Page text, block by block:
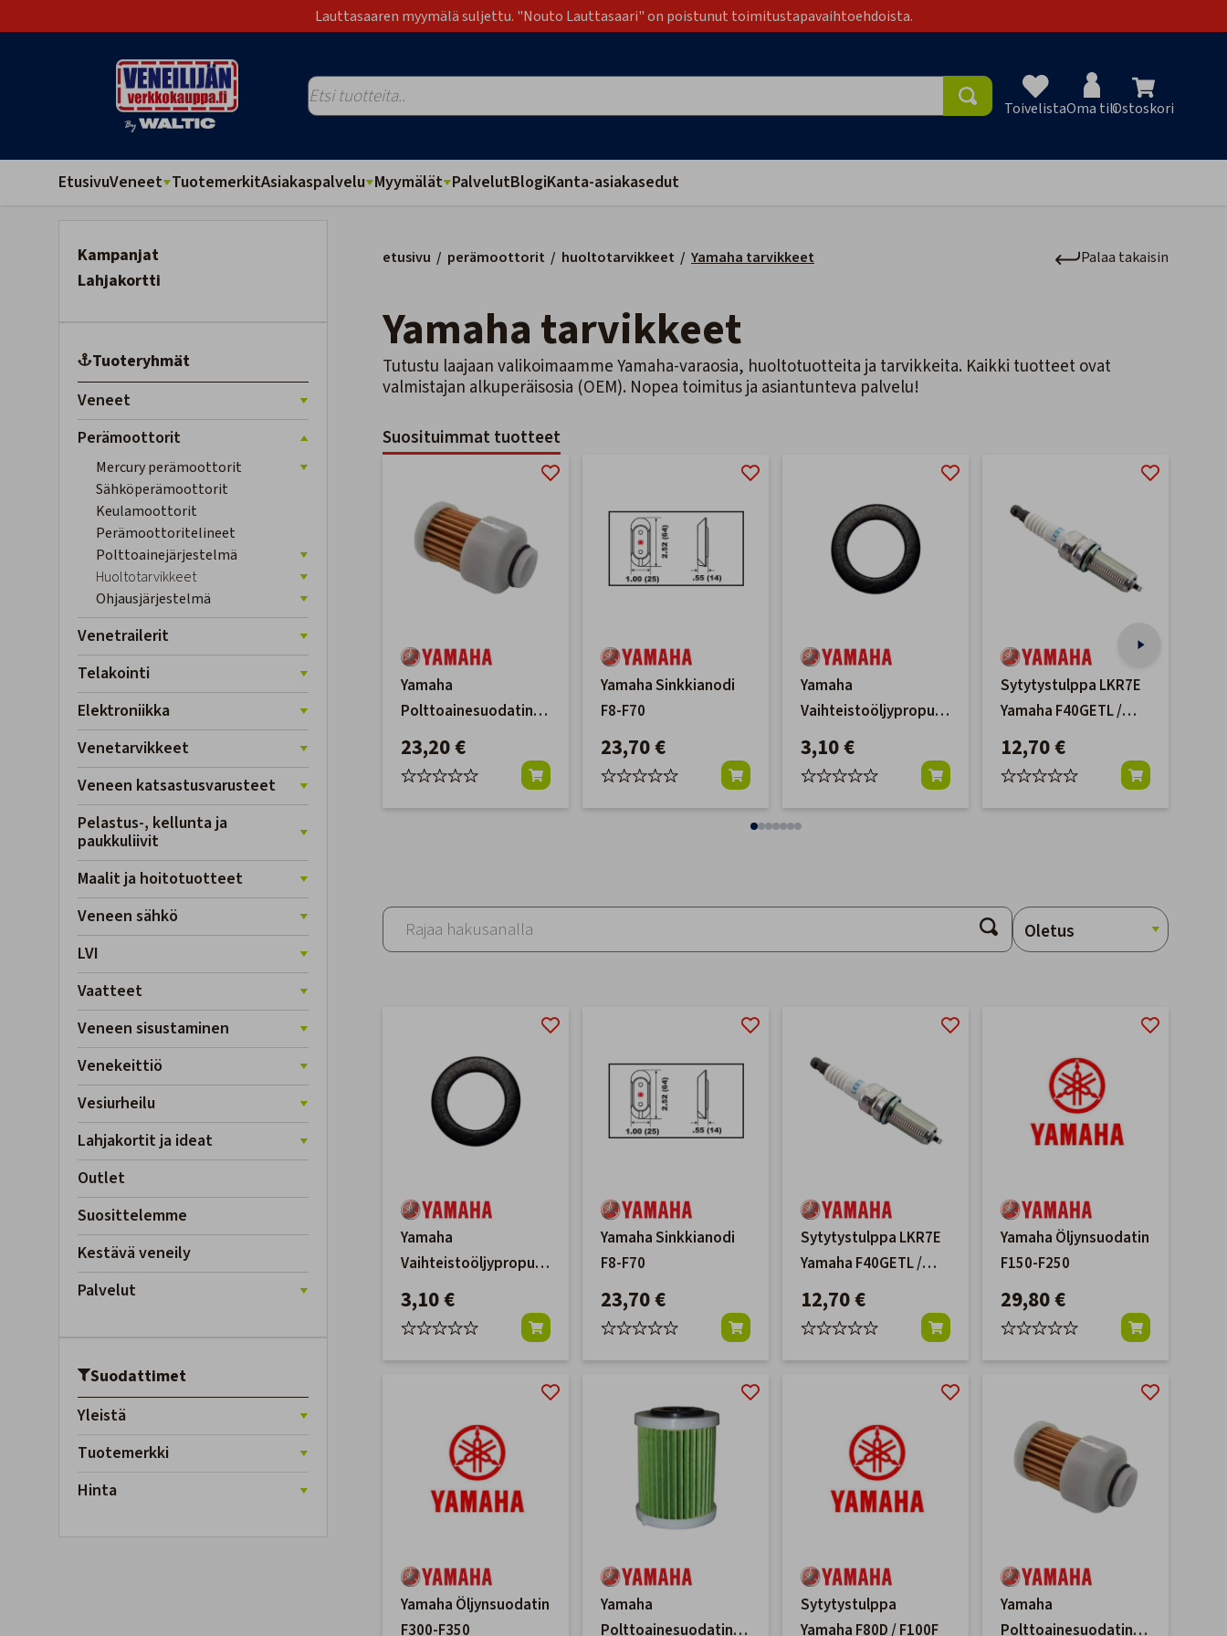
Lauttasaaren myymälä suljettu. "Nouto Lauttasaari" on poistunut toimitustapavaihtoehdoista.
ToivelistaOma tiliOstoskori
EtusivuVeneet TuotemerkitAsiakaspalvelu Myymälät PalvelutBlogiKanta-asiakasedut
Kampanjat
Lahjakortti
Tuoteryhmät
Veneet
Perämoottorit
Mercury perämoottorit
Sähköperämoottorit
Keulamoottorit
Perämoottoritelineet
Polttoainejärjestelmä
Huoltotarvikkeet
Ohjausjärjestelmä
Venetrailerit
Telakointi
Elektroniikka
Venetarvikkeet
Veneen katsastusvarusteet
Pelastus-, kellunta ja
paukkuliivit
Maalit ja hoitotuotteet
Veneen sähkö
LVI
Vaatteet
Veneen sisustaminen
Venekeittiö
Vesiurheilu
Lahjakortit ja ideat
Outlet
Suosittelemme
Kestävä veneily
Palvelut
Suodattimet
Yleistä
Tuotemerkki
Hinta
etusivu / perämoottorit / huoltotarvikkeet / Yamaha tarvikkeet Palaa takaisin
Yamaha tarvikkeet
Tutustu laajaan valikoimaamme Yamaha-varaosia, huoltotuotteita ja tarvikkeita. Kaikki tuotteet ovat
valmistajan alkuperäisosia (OEM). Nopea toimitus ja asiantunteva palvelu!
Suosituimmat tuotteet
Yamaha
Polttoainesuodatin
F40-F115 ('00-'06)
23,20 €
Yamaha Sinkkianodi
F8-F70
23,70 €
Yamaha
Vaihteistoöljypropun
Tiiviste, 1 kpl
3,10 €
Sytytystulppa LKR7E
Yamaha F40GETL /
F70A
12,70 €
Yamaha
Vaihteistoöljypropun
Tiiviste, 1 kpl
3,10 €
Yamaha Sinkkianodi
F8-F70
23,70 €
Sytytystulppa LKR7E
Yamaha F40GETL /
F70A
12,70 €
Yamaha Öljynsuodatin
F150-F250
29,80 €
Yamaha Öljynsuodatin
F300-F350
Yamaha
Polttoainesuodatin
Sytytystulppa
Yamaha F80D / F100F
Yamaha
Polttoainesuodatin